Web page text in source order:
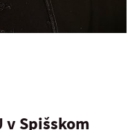
Spišskom